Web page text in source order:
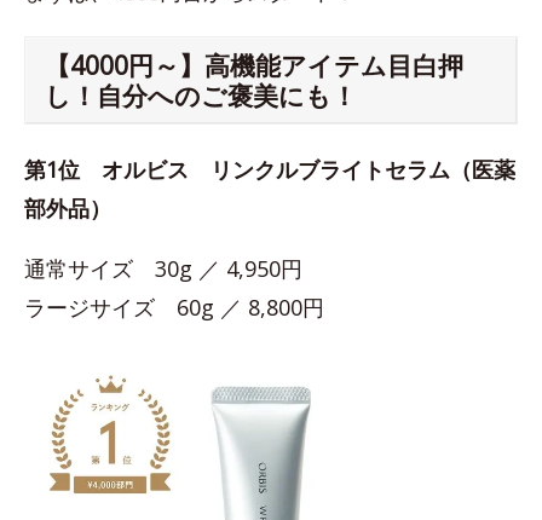
【4000円～】高機能アイテム目白押
し！自分へのご褒美にも！
第1位
オルビス リンクルブライトセラム（医薬
部外品）
通常サイズ 30g ／ 4,950円
ラージサイズ 60g ／ 8,800円